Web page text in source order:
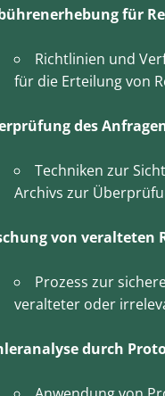
für
Richtlinien und
für die Erteilung von
des
Techniken zur
Archivs zur
von veralteten
Prozess zur
veralteter oder
durch